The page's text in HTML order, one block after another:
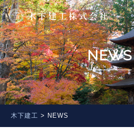
NEWS
木下建工 > NEWS